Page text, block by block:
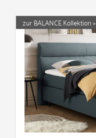
zur BALANCE Kollektion »